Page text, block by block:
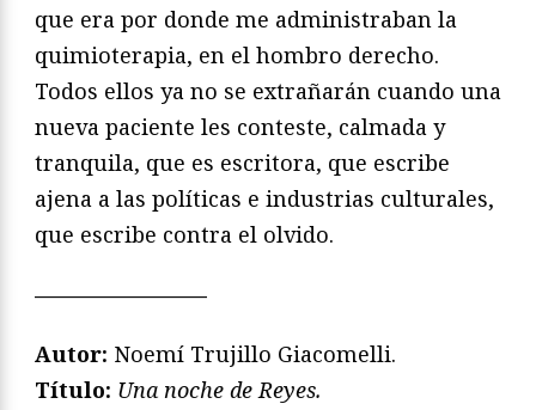
que era por donde me administraban la
quimioterapia, en el hombro derecho.
Todos ellos ya no se extrañarán cuando una
nueva paciente les conteste, calmada y
tranquila, que es escritora, que escribe
ajena a las políticas e industrias culturales,
que escribe contra el olvido.
————————
Autor: Noemí Trujillo Giacomelli.
Título: Una noche de Reyes.